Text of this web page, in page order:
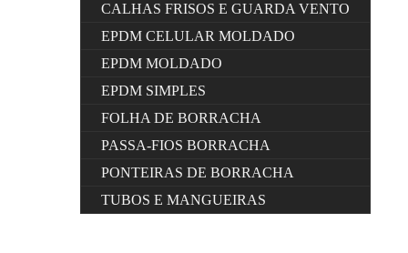
CALHAS FRISOS E GUARDA VENTO
EPDM CELULAR MOLDADO
EPDM MOLDADO
EPDM SIMPLES
FOLHA DE BORRACHA
PASSA-FIOS BORRACHA
PONTEIRAS DE BORRACHA
TUBOS E MANGUEIRAS